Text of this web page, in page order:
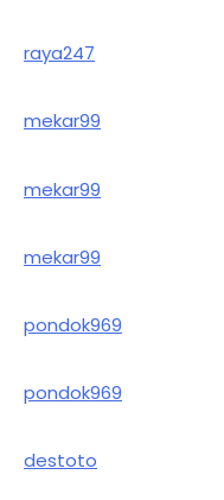
raya247
mekar99
mekar99
mekar99
pondok969
pondok969
destoto